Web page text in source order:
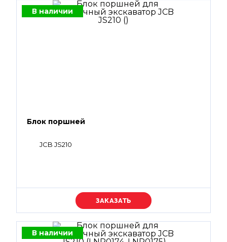
В наличии
Блок поршней
JCB JS210
Уточняйте цену
В наличии